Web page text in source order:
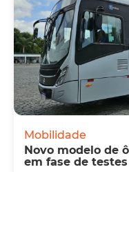
Mobilidade
Novo modelo de
em fase de